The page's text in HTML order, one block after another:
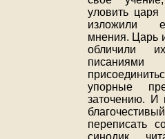
уловить царя
изложили
мнения. Царь
обличили
упорные
заточению. И
переписать
синодик,